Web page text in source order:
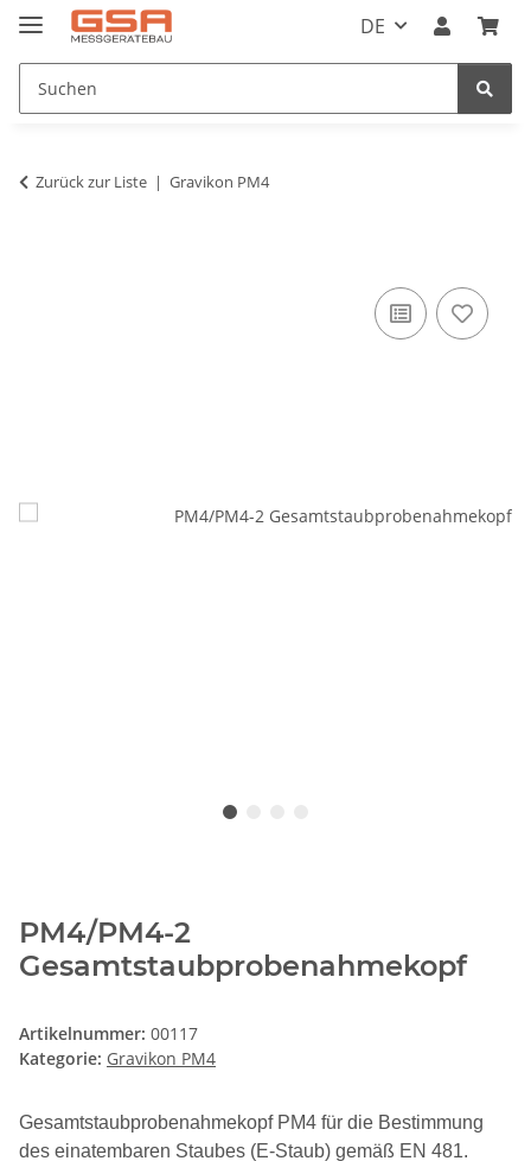
DE
Zurück zur Liste Gravikon PM4
PM4/PM4-2
Gesamtstaubprobenahmekopf
Artikelnummer: 00117
Kategorie: Gravikon PM4
Gesamtstaubprobenahmekopf PM4 für die Bestimmung
des einatembaren Staubes (E-Staub) gemäß EN 481.